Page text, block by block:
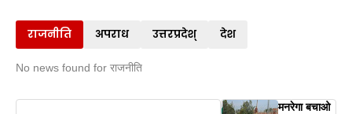
राजनीति अपराध उत्तरप्रदेश् देश
No news found for राजनीति
मनरेगा बचाओ